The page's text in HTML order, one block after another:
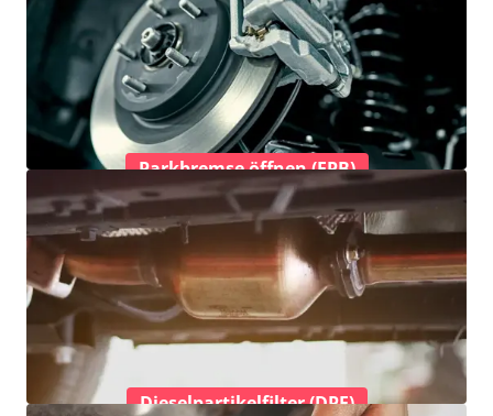
Parkbremse öffnen (EPB)
Dieselpartikelfilter (DPF)